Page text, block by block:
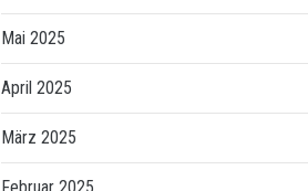
Mai 2025
April 2025
März 2025